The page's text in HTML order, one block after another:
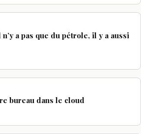
a pas que du pétrole, il y a aussi
bureau dans le cloud